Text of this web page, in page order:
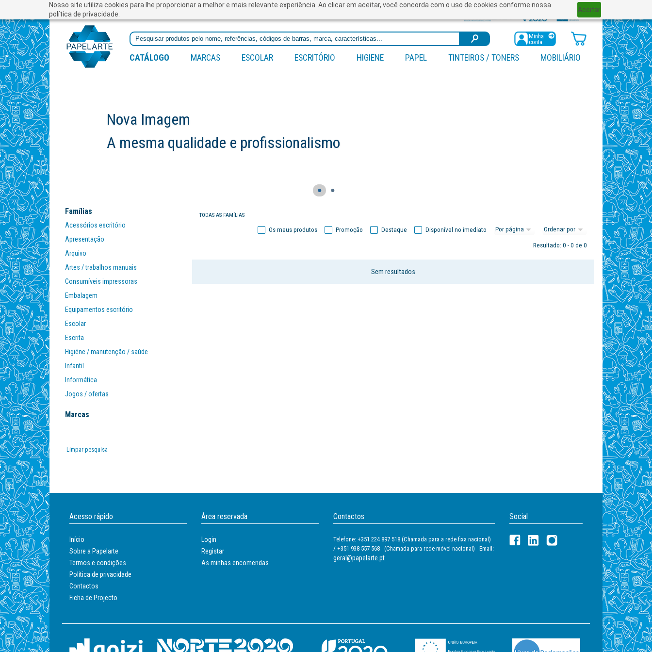
Nosso site utiliza cookies para lhe proporcionar a melhor e mais relevante experiência. Ao clicar em aceitar, você concorda com o uso de cookies conforme nossa
política de privacidade.
Aceitar
Minha
conta
CATÁLOGO MARCAS ESCOLAR ESCRITÓRIO HIGIENE PAPEL TINTEIROS / TONERS MOBILIÁRIO
Nova Imagem
A mesma qualidade e profissionalismo
● ●
Famílias
Acessórios escritório
Apresentação
Arquivo
Artes / trabalhos manuais
Consumíveis impressoras
Embalagem
Equipamentos escritório
Escolar
Escrita
Higiéne / manutenção / saúde
Infantil
Informática
Jogos / ofertas
Papelarte
Marcas
Limpar pesquisa
TODAS AS FAMÍLIAS
Disponível no imediato
Destaque
Promoção
Os meus produtos
Resultado: 0 - 0 de 0
Sem resultados
Acesso rápido
Início
Sobre a Papelarte
Termos e condições
Política de privacidade
Contactos
Ficha de Projecto
Área reservada
Login
Registar
As minhas encomendas
Contactos
Telefone: +351 224 897 518 (Chamada para a rede fixa nacional)
/ +351 938 557 568 (Chamada para rede móvel nacional) Email:
geral@papelarte.pt
Social